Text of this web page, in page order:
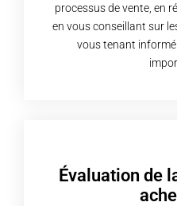
processus de vente, en
en vous conseillant sur
vous tenant
Évaluation de